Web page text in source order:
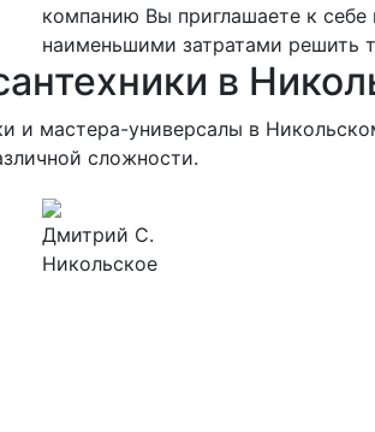
компанию Вы приглашаете к себе
наименьшими затратами решить
в
и мастера-универсалы в
сложности.
Дмитрий С.
Никольское